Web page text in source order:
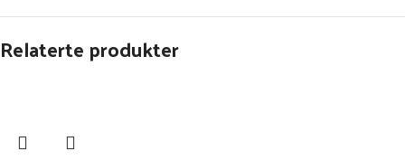
Relaterte produkter